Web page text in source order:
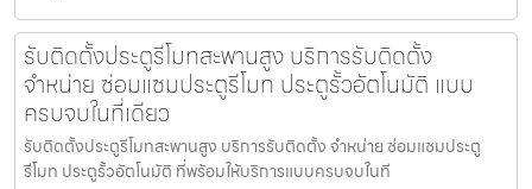
รับติดตั้งประตูรีโมทสะพานสูง บริการรับติดตั้ง
จำหน่าย ซ่อมแซมประตูรีโมท ประตูรั้วอัตโนมัติ แบบ
ครบจบในที่เดียว
รับติดตั้งประตูรีโมทสะพานสูง บริการรับติดตั้ง จำหน่าย ซ่อมแซมประตู
รีโมท ประตูรั้วอัตโนมัติ ที่พร้อมให้บริการแบบครบจบในที